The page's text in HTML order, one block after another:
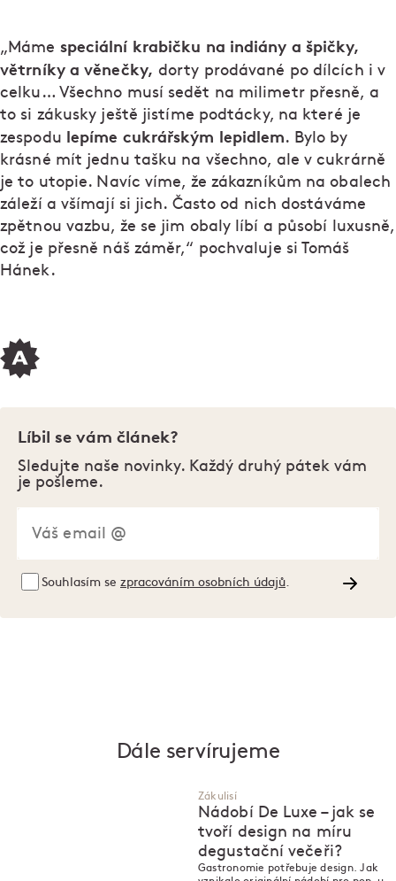
„Máme speciální krabičku na indiány a špičky,
větrníky a věnečky, dorty prodávané po dílcích i v
celku… Všechno musí sedět na milimetr přesně, a
to si zákusky ještě jistíme podtácky, na které je
zespodu lepíme cukrářským lepidlem. Bylo by
krásné mít jednu tašku na všechno, ale v cukrárně
je to utopie. Navíc víme, že zákazníkům na obalech
záleží a všímají si jich. Často od nich dostáváme
zpětnou vazbu, že se jim obaly líbí a působí luxusně,
což je přesně náš záměr,“ pochvaluje si Tomáš
Hánek.
Líbil se vám článek?
Sledujte naše novinky. Každý druhý pátek vám
je pošleme.
Souhlasím se zpracováním osobních údajů
Dále servírujeme
Zákulisí
Nádobí De Luxe – jak se
tvoří design na míru
degustační večeři?
Gastronomie potřebuje design. Jak